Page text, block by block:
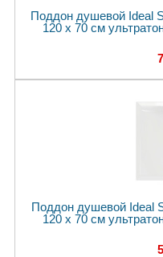
Поддон душевой Ideal
120 x 70 см
Поддон душевой Ideal
120 x 70 см